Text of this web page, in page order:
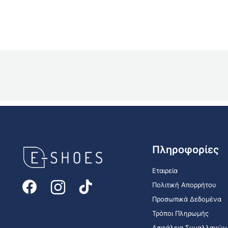
Πληροφορίες
Εταιρεία
Πολιτική Απορρήτου
Προσωπικά Δεδομένα
Τρόποι Πληρωμής